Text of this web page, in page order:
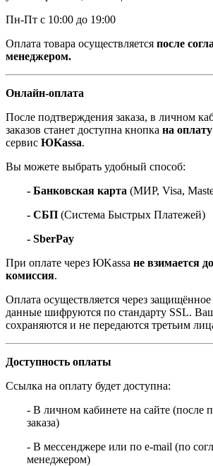
Пн-Пт с 10:00 до 19:00
Оплата товара осуществляется после
менеджером.
Онлайн-оплата
После подтверждения заказа, в личном
заказов станет доступна кнопка на оплату
сервис ЮKassa.
Вы можете выбрать удобный способ:
- Банковская карта (МИР, Visa,
- СБП (Система Быстрых Платежей)
- SberPay
При оплате через ЮKassa не взимается
комиссия.
Оплата осуществляется через
данные шифруются по стандарту SSL.
сохраняются и не передаются третьим
Доступность оплаты
Ссылка на оплату будет доступна:
- В личном кабинете на сайте (после
заказа)
- В мессенджере или по e-mail (по
менеджером)